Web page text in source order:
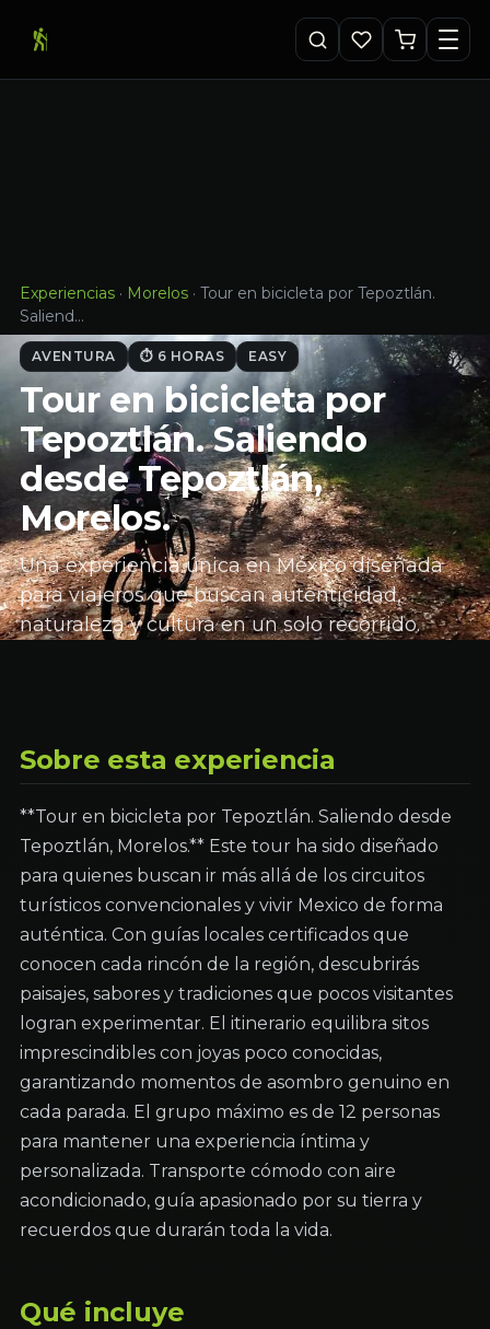
Experiencias · Morelos · Tour en bicicleta por Tepoztlán.
Saliend…
AVENTURA ⏱ 6 HORAS EASY
Tour en bicicleta por
Tepoztlán. Saliendo
desde Tepoztlán,
Morelos.
Una experiencia única en México diseñada
para viajeros que buscan autenticidad,
naturaleza y cultura en un solo recorrido.
Sobre esta experiencia
**Tour en bicicleta por Tepoztlán. Saliendo desde
Tepoztlán, Morelos.** Este tour ha sido diseñado
para quienes buscan ir más allá de los circuitos
turísticos convencionales y vivir Mexico de forma
auténtica. Con guías locales certificados que
conocen cada rincón de la región, descubrirás
paisajes, sabores y tradiciones que pocos visitantes
logran experimentar. El itinerario equilibra sitos
imprescindibles con joyas poco conocidas,
garantizando momentos de asombro genuino en
cada parada. El grupo máximo es de 12 personas
para mantener una experiencia íntima y
personalizada. Transporte cómodo con aire
acondicionado, guía apasionado por su tierra y
recuerdos que durarán toda la vida.
Qué incluye